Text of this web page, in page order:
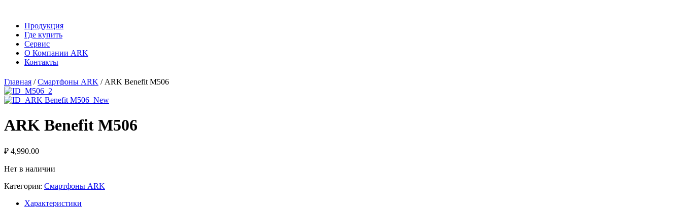
Продукция
Где купить
Сервис
О Компании ARK
Контакты
Главная /Смартфоны ARK / ARK Benefit M506
ARK Benefit M506
₽ 4,990.00
Нет в наличии
Категория: Смартфоны ARK
Характеристики